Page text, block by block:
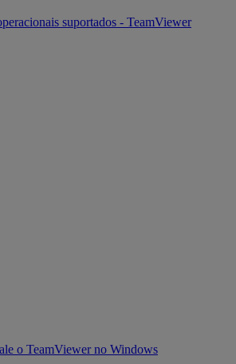
suportados - TeamViewer
o TeamViewer no Windows